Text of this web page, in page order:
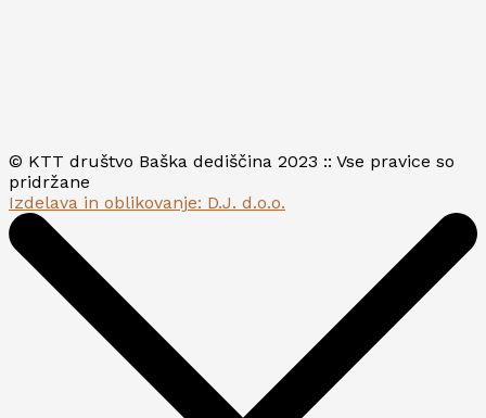
© KTT društvo Baška dediščina 2023 :: Vse pravice so
pridržane
Izdelava in oblikovanje: D.J. d.o.o.